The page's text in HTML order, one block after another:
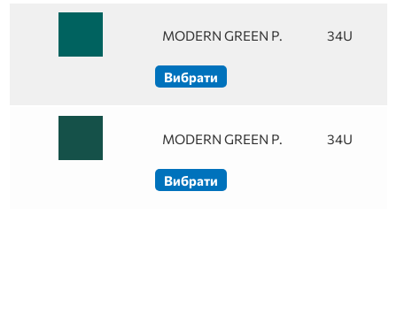
MODERN GREEN P. 34U
Вибрати
MODERN GREEN P. 34U
Вибрати